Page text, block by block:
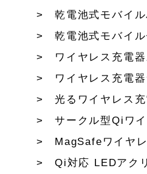
乾電池式モバイ
乾電池式モバイ
ワイヤレス充電
ワイヤレス充電
光るワイヤレス充
サークル型Qiワ
MagSafeワイヤ
Qi対応 LEDアク